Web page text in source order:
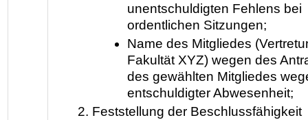
unentschuldigten Fehlens bei
ordentlichen Sitzungen;
Name des Mitgliedes
Fakultät XYZ) wegen des
des gewählten Mitgliedes
entschuldigter Abwesenheit;
Feststellung der Beschlussfähigkeit